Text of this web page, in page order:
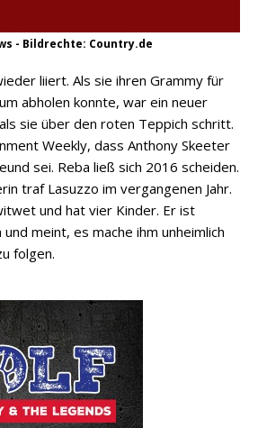
- Bildrechte: Country.de
liiert. Als sie ihren Grammy für
abholen konnte, war ein neuer
sie über den roten Teppich schritt.
Weekly, dass Anthony Skeeter
sei. Reba ließ sich 2016 scheiden.
traf Lasuzzo im vergangenen Jahr.
und hat vier Kinder. Er ist
meint, es mache ihm unheimlich
folgen.